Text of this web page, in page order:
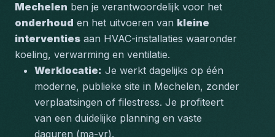
Mechelen
onderhoud en het uitvoeren van kleine
interventies
koeling, verwarming en ventilatie.
Werklocatie: Je werkt dagelijks op één
moderne, publieke site in Mechelen, zonder
verplaatsingen of filestress. Je profiteert
van een duidelijke planning en vaste
daguren (ma-vr).